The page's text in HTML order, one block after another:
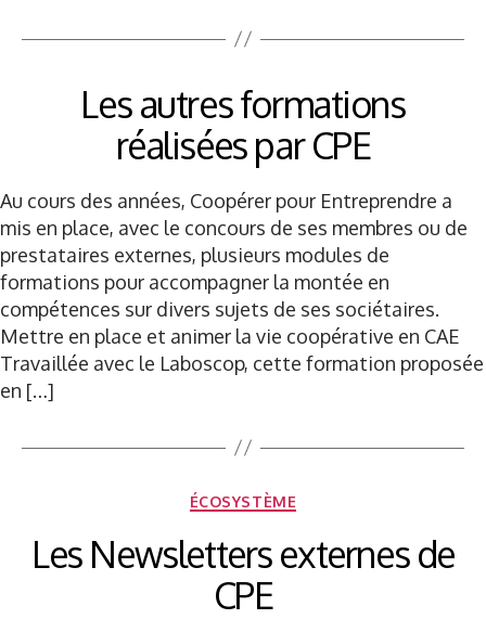
Les autres formations
réalisées par CPE
Au cours des années, Coopérer pour Entreprendre a
mis en place, avec le concours de ses membres ou de
prestataires externes, plusieurs modules de
formations pour accompagner la montée en
compétences sur divers sujets de ses sociétaires.
Mettre en place et animer la vie coopérative en CAE
Travaillée avec le Laboscop, cette formation proposée
en […]
Catégories
ÉCOSYSTÈME
Les Newsletters externes de
CPE